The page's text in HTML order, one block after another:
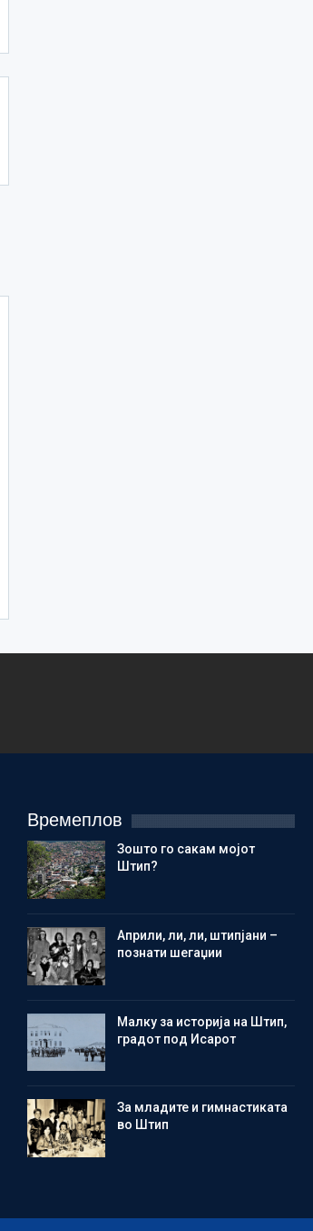
Времеплов
Зошто го сакам мојот
Штип?
Aприли, ли, ли, штипјани –
познати шегаџии
Малку за историја на Штип,
градот под Исарот
Зa младите и гимнастиката
во Штип